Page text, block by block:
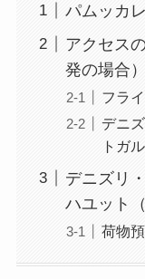
パムッカ
アクセス
発の場合）
フラ
デニ
トガル
デニズリ
ハユット
荷物